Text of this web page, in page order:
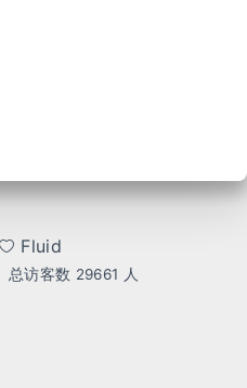
Fluid
总访客数 29661 人